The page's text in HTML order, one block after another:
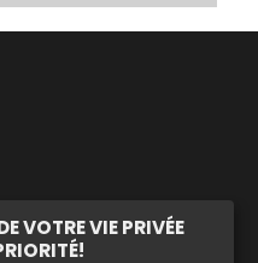
VOTRE VIE PRIVÉE